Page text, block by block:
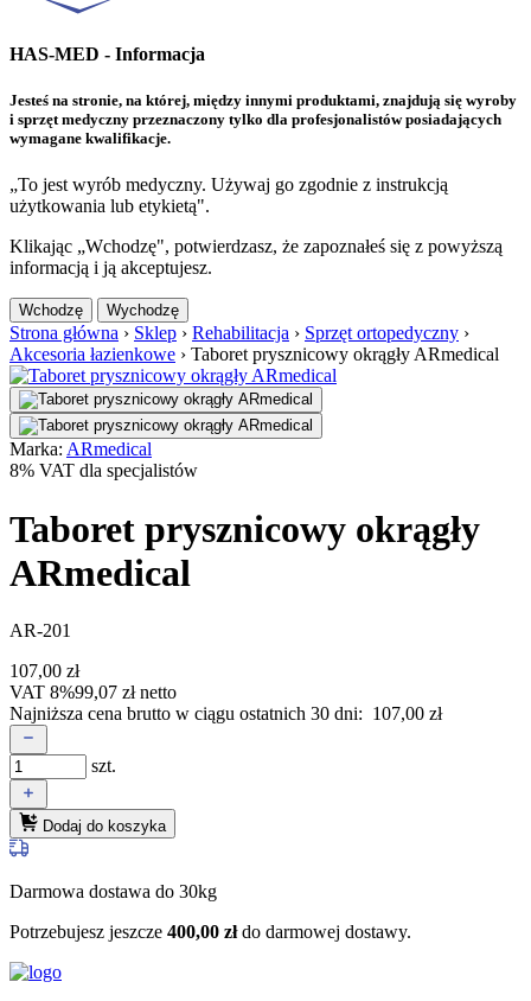
HAS-MED - Informacja
Jesteś na stronie, na której, między innymi produktami, znajdują się wyroby
i sprzęt medyczny przeznaczony tylko dla profesjonalistów posiadających
wymagane kwalifikacje.
„To jest wyrób medyczny. Używaj go zgodnie z instrukcją
użytkowania lub etykietą".
Klikając „Wchodzę", potwierdzasz, że zapoznałeś się z powyższą
informacją i ją akceptujesz.
Wchodzę Wychodzę
Strona główna › Sklep › Rehabilitacja › Sprzęt ortopedyczny ›
Akcesoria łazienkowe › Taboret prysznicowy okrągły ARmedical
Marka: ARmedical
8% VAT dla specjalistów
Taboret prysznicowy okrągły
ARmedical
AR-201
107,00 zł
VAT 8%99,07 złnetto
Najniższa cena brutto w ciągu ostatnich 30 dni: 107,00 zł
szt.
Dodaj do koszyka
Darmowa dostawa do 30kg
Potrzebujesz jeszcze 400,00 złdo darmowej dostawy.